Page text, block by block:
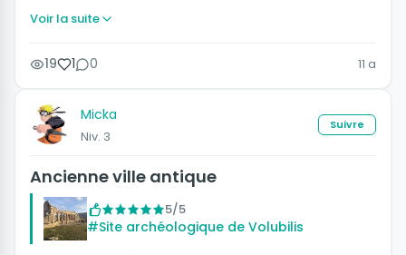
Voir la suite
19 1 0 11 a
Micka
Niv. 3
Suivre
Ancienne ville antique
5/5
#Site archéologique de Volubilis